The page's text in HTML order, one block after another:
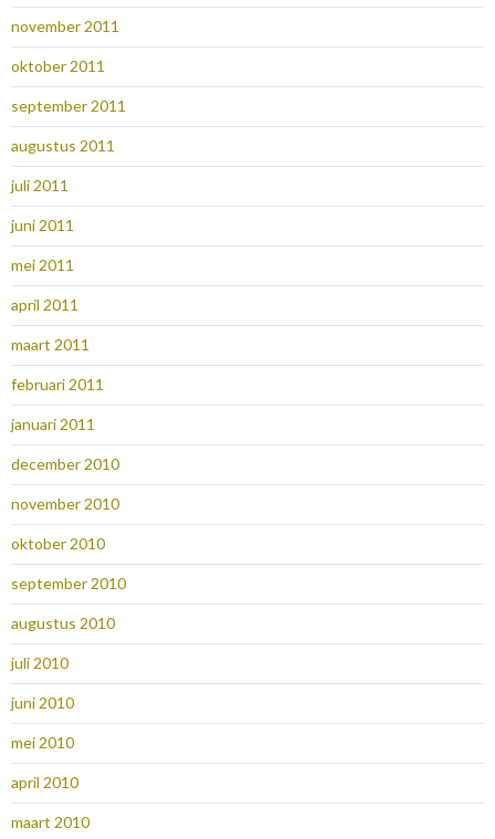
november 2011
oktober 2011
september 2011
augustus 2011
juli 2011
juni 2011
mei 2011
april 2011
maart 2011
februari 2011
januari 2011
december 2010
november 2010
oktober 2010
september 2010
augustus 2010
juli 2010
juni 2010
mei 2010
april 2010
maart 2010